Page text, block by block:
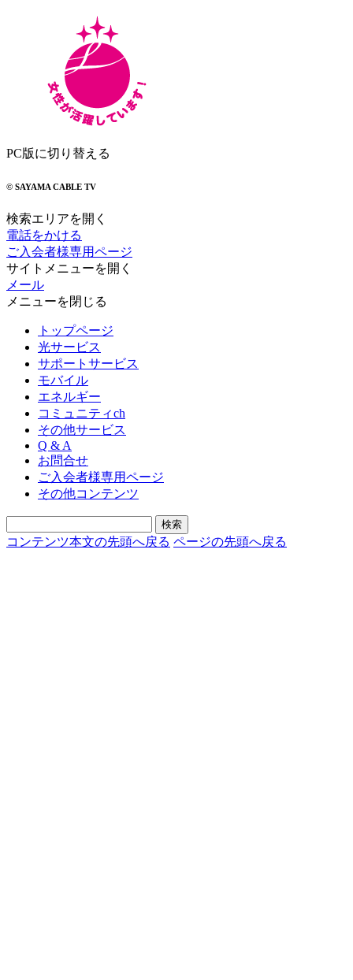
PC版に切り替える
© SAYAMA CABLE TV
検索エリアを開く
電話をかける
ご入会者様専用ページ
サイトメニューを開く
メール
メニューを閉じる
トップページ
光サービス
サポートサービス
モバイル
エネルギー
コミュニティch
その他サービス
Q & A
お問合せ
ご入会者様専用ページ
その他コンテンツ
コンテンツ本文の先頭へ戻る ページの先頭へ戻る